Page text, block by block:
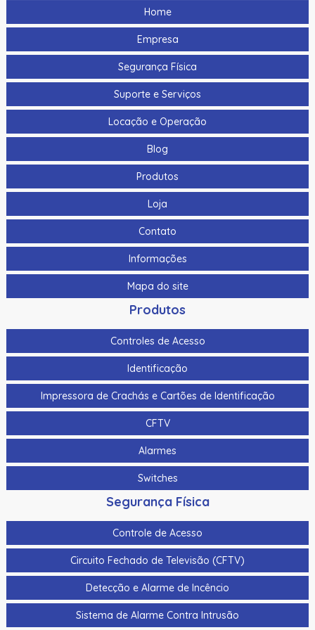
Hikvision Ds-K7P04 86X50X34Mm
Bts400 | Assa Abloy | Botoeira Tipo “No Touch”
Cabo Para Cameras Mobile 2 Metros Hikvision Ds-
Mp2100-2
Cabo Para Cameras Mobile 4 Metros Hikvision Ds-
Cadastrador De Cartoes Hikvision Ds-K1F100-D8E Dupla
Frequencia 125Khz (Em) E 13,56Mhz (Mifare)
Cadastrador Impressao Digital Hikvision Ds-K1F820-F
Cartao De Memoria Hikvision Hs-Tf-H1I 32G
Cartao De Proximidade Rfid Hikvision Ds-K7M101-E0 Freq.
Cartao De Proximidade Rfid Hikvision Ds-Kem125 Em
125Khz
Cartao De Proximidade Rfid Hikvision Fm11Rf08-M1 Mifare
Cartao De Proximidade Rfid Hikvision Frequencia Dupla
Mifare 13,56Mhz E Em 125Khz Em Pvc
Catraca Inox Hikvision Ds-K3B220Lx-L/Pg-Dp65 Lado
Esquerdo Com Vao 65Cm (Comprar Junto C/ Lado
Direito E/Ou Meio)
Catraca Inox Hikvision Ds-K3B220Lx-M/Pg Meio (Comprar
Junto Lado Esquerdo Ou Direito)
Catraca Inox Hikvision Ds-K3B220Lx-R/Pg-Dp65 Lado
Catraca Inox Hikvision Ds-K3G200Lx-R/Pg-Dm55 Sem
Placa C/ Furacao P/ Suporte Facial (Funciona Sozinha)
Catraca Inox Hikvision Ds-K3G200X-R/M-Dm55 C/ Placa
Contraladora (Funciona Sozinha)
Home
Empresa
Segurança Física
Suporte e Serviços
Locação e Operação
Blog
Produtos
Loja
Contato
Informações
Mapa do site
Produtos
Controles de Acesso
Identificação
Impressora de Crachás e Cartões de Identificação
CFTV
Alarmes
Switches
Segurança Física
Controle de Acesso
Circuito Fechado de Televisão (CFTV)
Detecção e Alarme de Incêncio
Sistema de Alarme Contra Intrusão